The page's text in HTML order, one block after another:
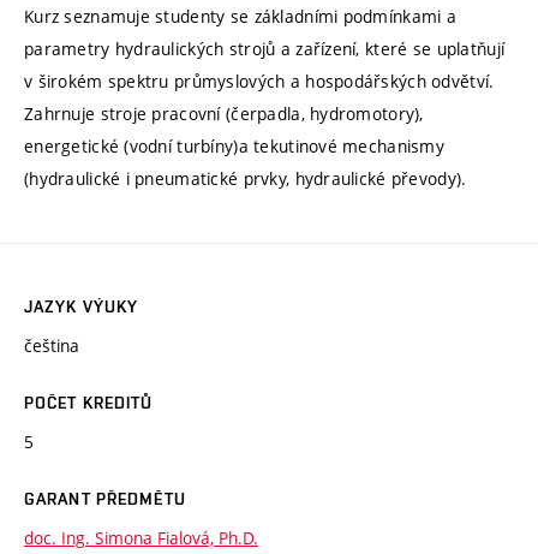
Kurz seznamuje studenty se základními podmínkami a
parametry hydraulických strojů a zařízení, které se uplatňují
v širokém spektru průmyslových a hospodářských odvětví.
Zahrnuje stroje pracovní (čerpadla, hydromotory),
energetické (vodní turbíny)a tekutinové mechanismy
(hydraulické i pneumatické prvky, hydraulické převody).
JAZYK VÝUKY
čeština
POČET KREDITŮ
5
GARANT PŘEDMĚTU
doc. Ing. Simona Fialová, Ph.D.